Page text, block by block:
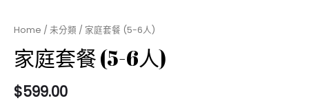
Home / 未分類 / 家庭套餐 (5-6人)
家庭套餐 (5-6人)
$599.00